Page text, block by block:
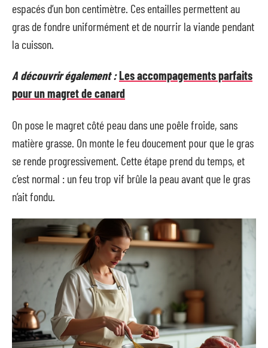
espacés d’un bon centimètre. Ces entailles permettent au
gras de fondre uniformément et de nourrir la viande pendant
la cuisson.
A découvrir également :Les accompagements parfaits
pour un magret de canard
On pose le magret côté peau dans une poêle froide, sans
matière grasse. On monte le feu doucement pour que le gras
se rende progressivement. Cette étape prend du temps, et
c’est normal : un feu trop vif brûle la peau avant que le gras
n’ait fondu.